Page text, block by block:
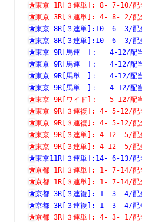
東京 1R[３連単]: 8- 7-
東京 3R[３連単]: 4- 8-
東京 8R[３連単]:10-
東京 8R[３連単]:10-
東京 9R[馬連　]：　 4-12/配
東京 9R[馬連　]：　 4-12/配
東京 9R[馬単　]：　 4-12/配
東京 9R[馬単　]：　 4-12/配
東京 9R[ワイド]：　 5-12/配
東京 9R[３連複]: 4- 5-12/配
東京 9R[３連複]: 4- 5-12/配
東京 9R[３連単]: 4-12- 5/配
東京 9R[３連単]: 4-12- 5/配
東京11R[３連単]:14- 6-13/配
京都 1R[３連単]: 1- 7-
京都 1R[３連単]: 1- 7-
京都 3R[３連複]: 1- 3-
京都 3R[３連複]: 1-
京都 3R[３連単]: 4-